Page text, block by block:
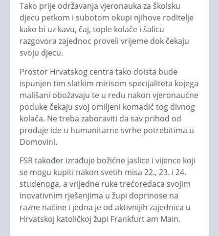
Tako prije održavanja vjeronauka za školsku
djecu petkom i subotom okupi njihove roditelje
kako bi uz kavu, čaj, tople kolače i šalicu
razgovora zajednoc proveli vrijeme dok čekaju
svoju djecu.
Prostor Hrvatskog centra tako doista bude
ispunjen tim slatkim mirisom specijaliteta kojega
mališani obožavaju te u redu nakon vjeronaučne
poduke čekaju svoj omiljeni komadić tog divnog
kolača. Ne treba zaboraviti da sav prihod od
prodaje ide u humanitarne svrhe potrebitima u
Domovini.
FSR također izrađuje božićne jaslice i vijence koji
se mogu kupiti nakon svetih misa 22., 23. i 24.
studenoga, a vrijedne ruke trećoredaca svojim
inovativnim rješenjima u župi doprinose na
razne načine i jedna je od aktivnijih zajednica u
Hrvatskoj katoličkoj župi Frankfurt am Main.